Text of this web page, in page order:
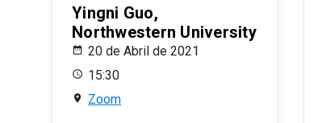
Yingni Guo,
Northwestern University
20 de Abril de 2021
15:30
Zoom